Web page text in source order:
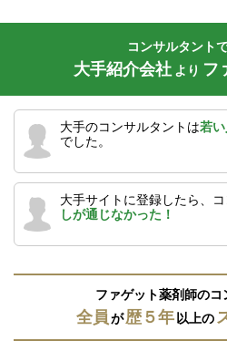
コンサルタント
大手紹介会社 より フ
大手のコンサルタントは若い
でした。
大手サイトに登録したら、
しが通じなかった！
ファゲット薬剤師の
全員が歴５年 以上の